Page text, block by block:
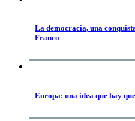
La democracia, una
Franco
Europa: una idea que hay